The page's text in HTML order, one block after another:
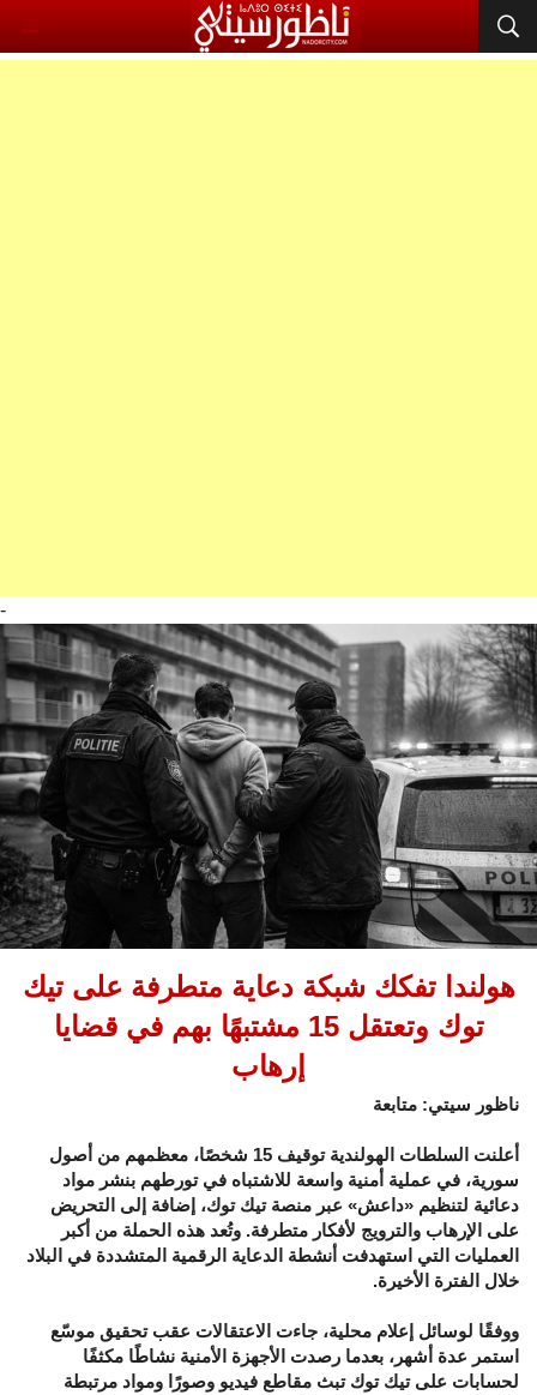
-
هولندا تفكك شبكة دعاية متطرفة على تيك
توك وتعتقل 15 مشتبهًا بهم في قضايا
إرهاب
ناظور سيتي: متابعة
أعلنت السلطات الهولندية توقيف 15 شخصًا، معظمهم من أصول
سورية، في عملية أمنية واسعة للاشتباه في تورطهم بنشر مواد
دعائية لتنظيم «داعش» عبر منصة تيك توك، إضافة إلى التحريض
على الإرهاب والترويج لأفكار متطرفة. وتُعد هذه الحملة من أكبر
العمليات التي استهدفت أنشطة الدعاية الرقمية المتشددة في البلاد
خلال الفترة الأخيرة.
ووفقًا لوسائل إعلام محلية، جاءت الاعتقالات عقب تحقيق موسّع
استمر عدة أشهر، بعدما رصدت الأجهزة الأمنية نشاطًا مكثفًا
لحسابات على تيك توك تبث مقاطع فيديو وصورًا ومواد مرتبطة